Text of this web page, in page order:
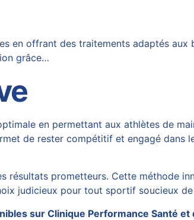
en offrant des traitements adaptés aux
grâce…
en permettant aux athlètes de
de rester compétitif et engagé dans
résultats prometteurs. Cette méthode
judicieux pour tout sportif soucieux
surClinique Performance Santé et